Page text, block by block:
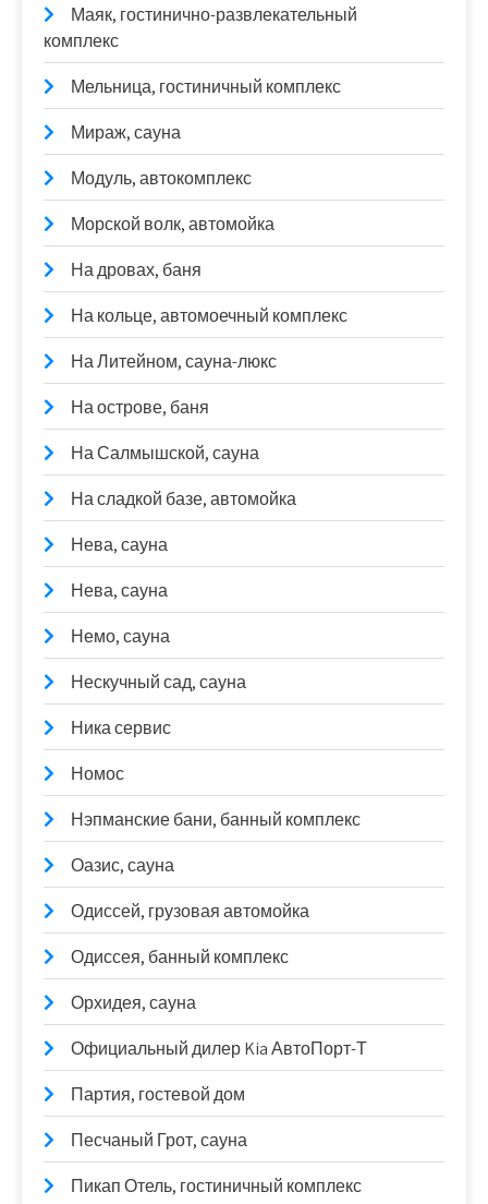
Маяк, гостинично-развлекательный
комплекс
Мельница, гостиничный комплекс
Мираж, сауна
Модуль, автокомплекс
Морской волк, автомойка
На дровах, баня
На кольце, автомоечный комплекс
На Литейном, сауна-люкс
На острове, баня
На Салмышской, сауна
На сладкой базе, автомойка
Нева, сауна
Нева, сауна
Немо, сауна
Нескучный сад, сауна
Ника сервис
Номос
Нэпманские бани, банный комплекс
Оазис, сауна
Одиссей, грузовая автомойка
Одиссея, банный комплекс
Орхидея, сауна
Официальный дилер Kia АвтоПорт-Т
Партия, гостевой дом
Песчаный Грот, сауна
Пикап Отель, гостиничный комплекс